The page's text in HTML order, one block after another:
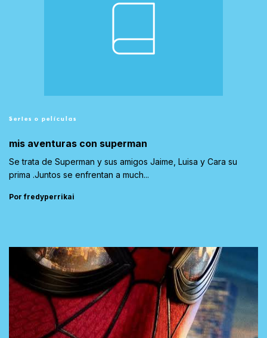
Series o películas
mis aventuras con superman
Se trata de Superman y sus amigos Jaime, Luisa y Cara su
prima .Juntos se enfrentan a much...
Por fredyperrikai